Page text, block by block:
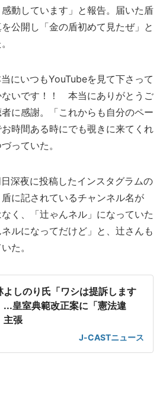
感動しています」と報告。届いた盾
公開し「金の盾初めて見たぜ」と
にいつもYouTubeを見て下さって
ないです！！ 本当にありがとうご
に感謝。「これからも自分のペー
時間ある時にでも覗きに来てくれ
っていた。
深夜に投稿したインスタグラムの
に記されているチャンネル名が
なく、「辻ゃんネル」になっていた
ルになってだけど」と、辻さんも
た。
よしのり氏「ワシは提訴します
...皇室典範改正案に「憲法違
主張
J-CASTニュース